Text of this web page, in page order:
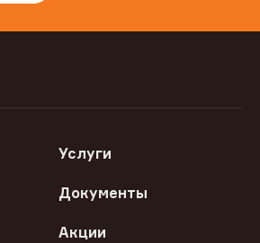
Услуги
Документы
Акции